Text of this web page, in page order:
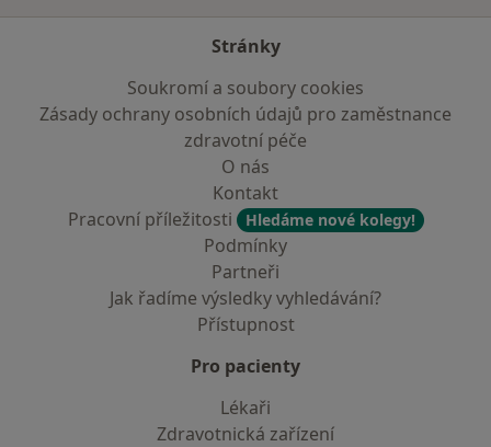
Stránky
Soukromí a soubory cookies
Zásady ochrany osobních údajů pro zaměstnance
zdravotní péče
O nás
Kontakt
Pracovní příležitosti
Hledáme nové kolegy!
Podmínky
Partneři
Jak řadíme výsledky vyhledávání?
Přístupnost
Pro pacienty
Lékaři
Zdravotnická zařízení